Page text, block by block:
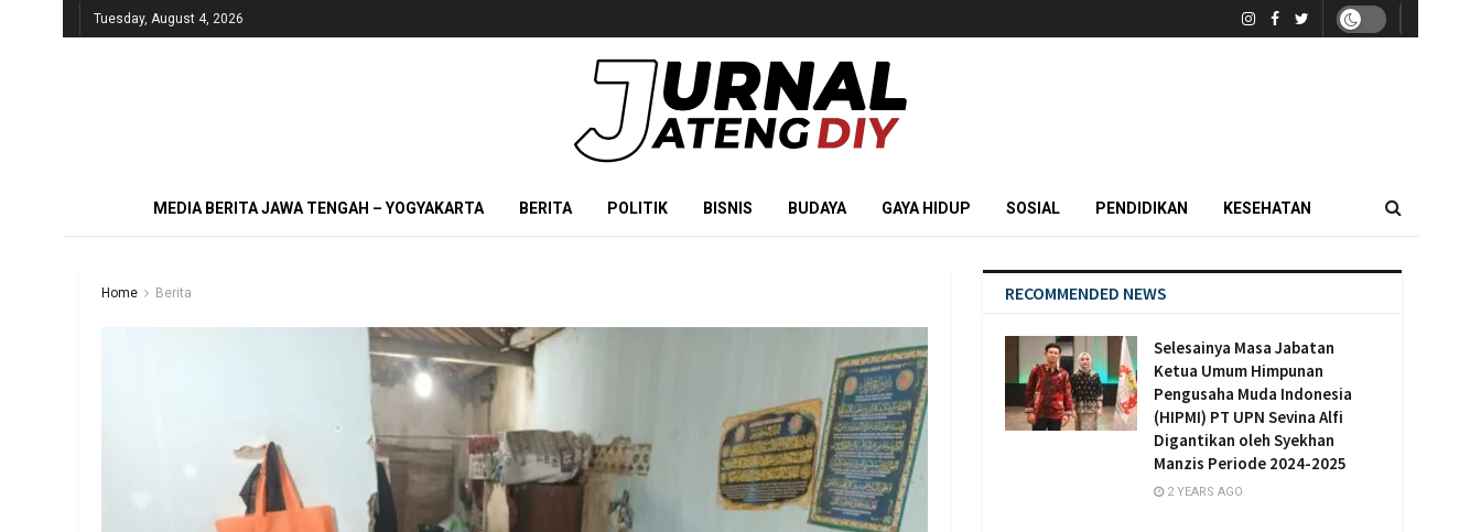
Tuesday, August 4, 2026
MEDIA BERITA JAWA TENGAH – YOGYAKARTA BERITA POLITIK BISNIS BUDAYA GAYA HIDUP SOSIAL PENDIDIKAN KESEHATAN
Home Berita RECOMMENDED NEWS
Selesainya Masa Jabatan
Ketua Umum Himpunan
Pengusaha Muda Indonesia
(HIPMI) PT UPN Sevina Alfi
Digantikan oleh Syekhan
Manzis Periode 2024-2025
2 YEARS AGO